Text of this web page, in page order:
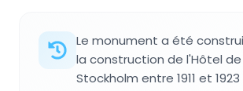
Le monument a été
la construction de l'Hôtel de
Stockholm entre 1911 et